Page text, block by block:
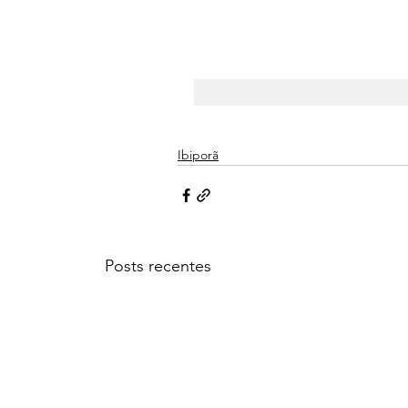
Ibiporã
Posts recentes